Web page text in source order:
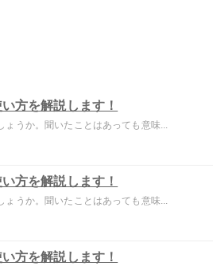
方を解説します！
ょうか。聞いたことはあっても意味...
方を解説します！
ょうか。聞いたことはあっても意味...
方を解説します！